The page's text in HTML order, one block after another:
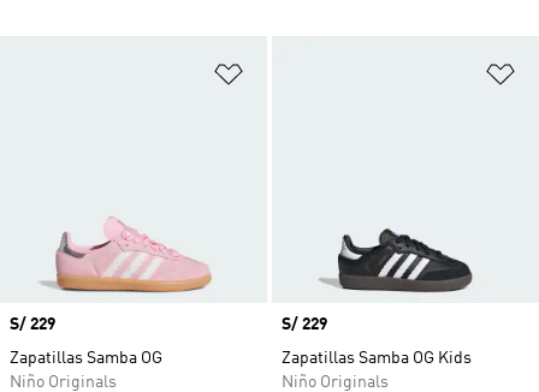
Precio
S/ 229
Zapatillas Samba OG
Niño Originals
Precio
S/ 229
Zapatillas Samba OG Kids
Niño Originals